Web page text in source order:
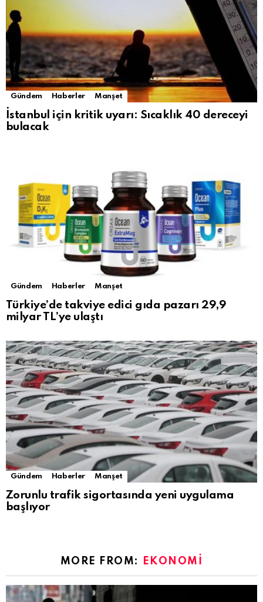
Gündem Haberler Manşet
İstanbul için kritik uyarı: Sıcaklık 40 dereceyi
bulacak
Gündem Haberler Manşet
Türkiye’de takviye edici gıda pazarı 29,9
milyar TL’ye ulaştı
Gündem Haberler Manşet
Zorunlu trafik sigortasında yeni uygulama
başlıyor
MORE FROM: EKONOMI